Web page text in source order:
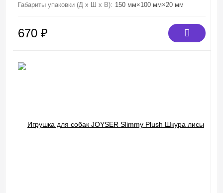
Габариты упаковки (Д х Ш х В): 150 мм×100 мм×20 мм
670 ₽